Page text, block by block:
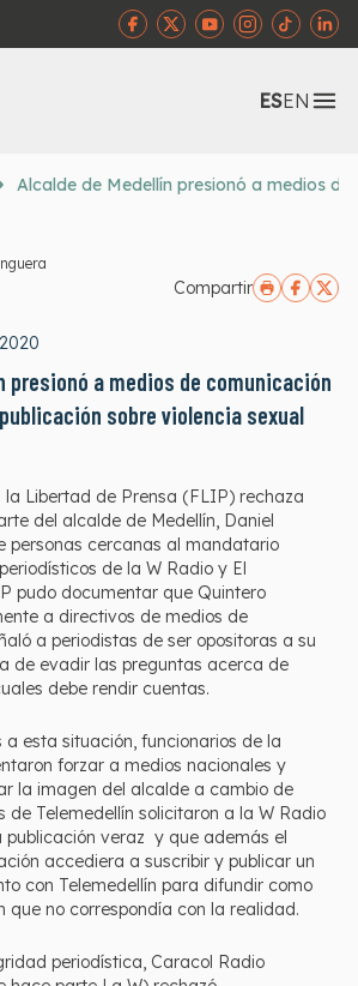
ESEN
Alcalde de Medellín presionó a medios
Compartir
presionó a medios de comunicación
sobre violencia sexual
la Libertad de Prensa (FLIP) rechaza
del alcalde de Medellín, Daniel
personas cercanas al mandatario
de la W Radio y El
pudo documentar que Quintero
a directivos de medios de
a periodistas de ser opositoras a su
de evadir las preguntas acerca de
debe rendir cuentas.
a esta situación, funcionarios de la
forzar a medios nacionales y
la imagen del alcalde a cambio de
de Telemedellín solicitaron a la W Radio
veraz y que además el
accediera a suscribir y publicar un
con Telemedellín para difundir como
que no correspondía con la realidad.
periodística, Caracol Radio